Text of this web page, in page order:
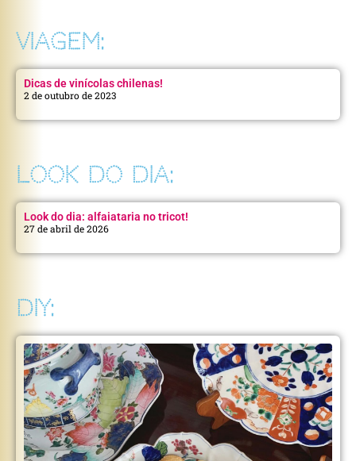
VIAGEM:
Dicas de vinícolas chilenas!
2 de outubro de 2023
LOOK DO DIA:
Look do dia: alfaiataria no tricot!
27 de abril de 2026
DIY: